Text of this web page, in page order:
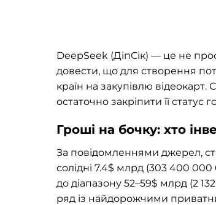
DeepSeek (ДіпСік) — це не
довести, що для створення
країн на закупівлю
остаточно закріпити її статус
Гроші на бочку: хто
За повідомленнями джерел,
солідні 7.4$ млрд (303 400
до діапазону 52–59$ млрд (2
ряд із найдорожчими